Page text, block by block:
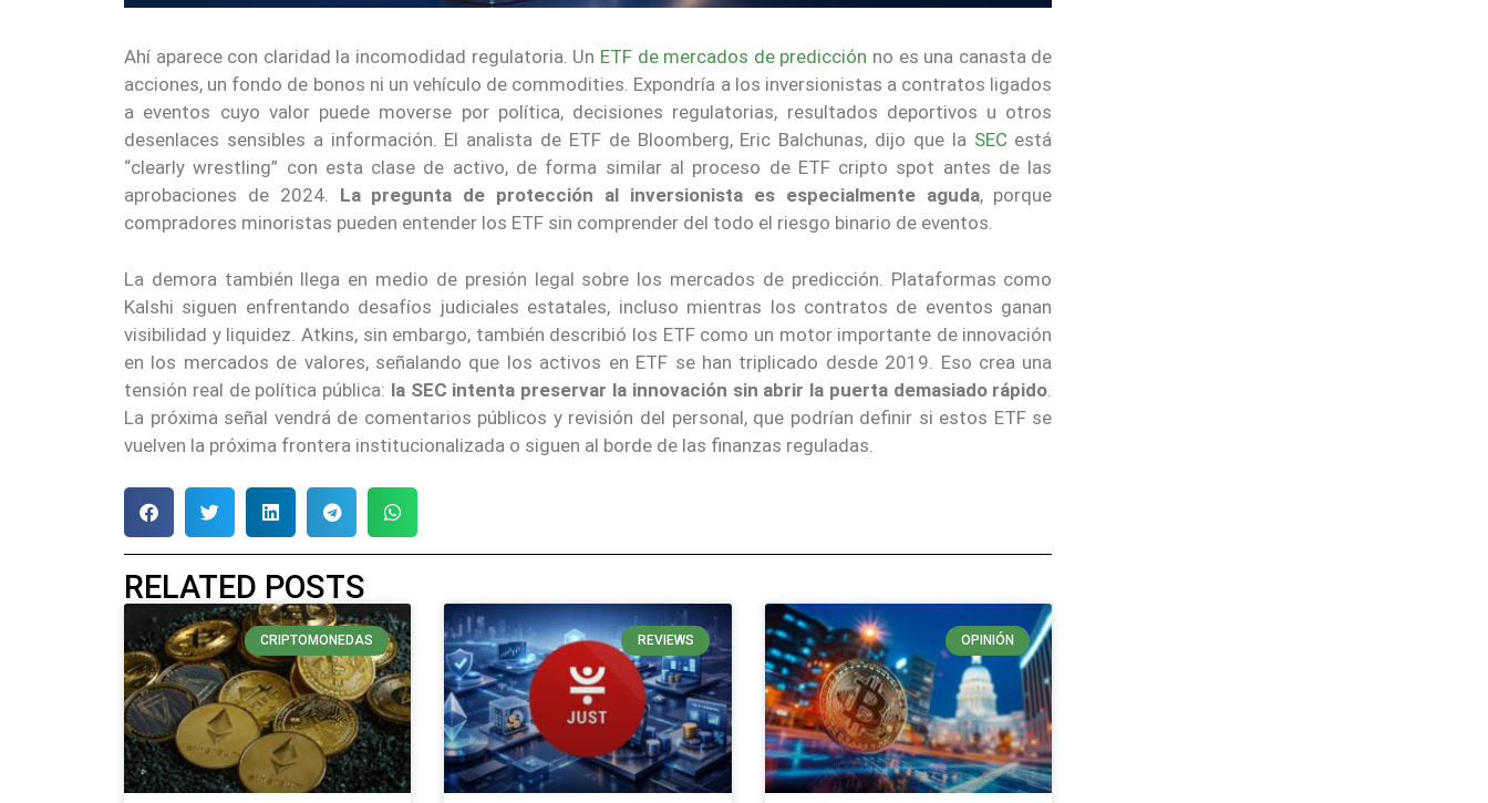
Ahí aparece con claridad la incomodidad regulatoria. Un ETF de mercados de predicción no es una canasta de
acciones, un fondo de bonos ni un vehículo de commodities. Expondría a los inversionistas a contratos ligados
a eventos cuyo valor puede moverse por política, decisiones regulatorias, resultados deportivos u otros
desenlaces sensibles a información. El analista de ETF de Bloomberg, Eric Balchunas, dijo que la SEC está
“clearly wrestling” con esta clase de activo, de forma similar al proceso de ETF cripto spot antes de las
aprobaciones de 2024. La pregunta de protección al inversionista es especialmente aguda, porque
compradores minoristas pueden entender los ETF sin comprender del todo el riesgo binario de eventos.
La demora también llega en medio de presión legal sobre los mercados de predicción. Plataformas como
Kalshi siguen enfrentando desafíos judiciales estatales, incluso mientras los contratos de eventos ganan
visibilidad y liquidez. Atkins, sin embargo, también describió los ETF como un motor importante de innovación
en los mercados de valores, señalando que los activos en ETF se han triplicado desde 2019. Eso crea una
tensión real de política pública: la SEC intenta preservar la innovación sin abrir la puerta demasiado rápido
La próxima señal vendrá de comentarios públicos y revisión del personal, que podrían definir si estos ETF se
vuelven la próxima frontera institucionalizada o siguen al borde de las finanzas reguladas.
RELATED POSTS
CRIPTOMONEDAS REVIEWS OPINIÓN